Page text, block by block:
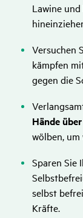
Lawine
Versuchen
kämpfen
gegen die
Hände
wölben,
Sparen Sie
selbst
Kräfte.